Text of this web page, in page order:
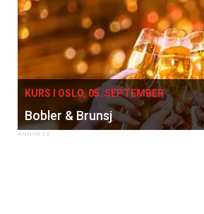
KURS I OSLO, 05. SEPTEMBER
Bobler & Brunsj